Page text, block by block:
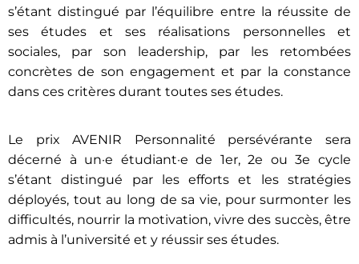
s’étant distingué par l’équilibre entre la réussite de
ses études et ses réalisations personnelles et
sociales, par son leadership, par les retombées
concrètes de son engagement et par la constance
dans ces critères durant toutes ses études.
Le prix AVENIR Personnalité persévérante sera
décerné à un·e étudiant·e de 1er, 2e ou 3e cycle
s’étant distingué par les efforts et les stratégies
déployés, tout au long de sa vie, pour surmonter les
difficultés, nourrir la motivation, vivre des succès, être
admis à l’université et y réussir ses études.